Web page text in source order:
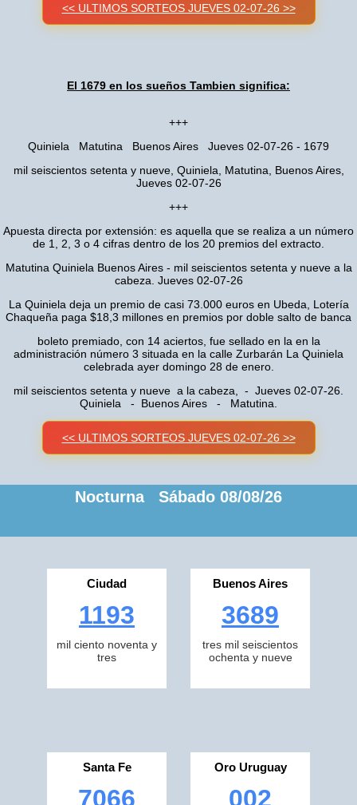
<< ULTIMOS SORTEOS JUEVES 02-07-26 >>
El 1679 en los sueños Tambien significa:
+++
Quiniela Matutina Buenos Aires Jueves 02-07-26 - 1679
mil seiscientos setenta y nueve, Quiniela, Matutina, Buenos Aires,
Jueves 02-07-26
+++
Apuesta directa por extensión: es aquella que se realiza a un número
de 1, 2, 3 o 4 cifras dentro de los 20 premios del extracto.
Matutina Quiniela Buenos Aires - mil seiscientos setenta y nueve a la
cabeza. Jueves 02-07-26
La Quiniela deja un premio de casi 73.000 euros en Ubeda, Lotería
Chaqueña paga $18,3 millones en premios por doble salto de banca
boleto premiado, con 14 aciertos, fue sellado en la en la
administración número 3 situada en la calle Zurbarán La Quiniela
celebrada ayer domingo 28 de enero.
mil seiscientos setenta y nueve a la cabeza, - Jueves 02-07-26.
Quiniela - Buenos Aires - Matutina.
<< ULTIMOS SORTEOS JUEVES 02-07-26 >>
Nocturna Sábado 08/08/26
Ciudad
1193
mil ciento noventa y
tres
Buenos Aires
3689
tres mil seiscientos
ochenta y nueve
Santa Fe
7066
Oro Uruguay
002